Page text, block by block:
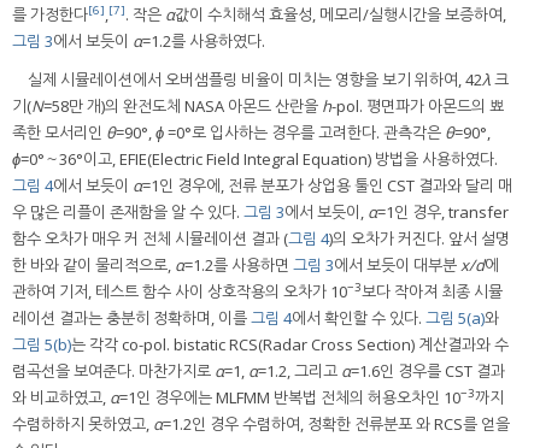
를 가정한다[6],[7]. 작은 α값이 수치해석 효율성, 메모리/실행시간을 보증하여,
그림 3에서 보듯이 α=1.2를 사용하였다.
실제 시뮬레이션에서 오버샘플링 비율이 미치는 영향을 보기 위하여, 42λ크
기(N=58만 개)의 완전도체 NASA 아몬드 산란을 h-pol. 평면파가 아몬드의 뾰
족한 모서리인 θ=90°,ϕ=0°로 입사하는 경우를 고려한다. 관측각은 θ=90°,
ϕ=0°～36°이고, EFIE(Electric Field Integral Equation) 방법을 사용하였다.
그림 4에서 보듯이 α=1인 경우에, 전류 분포가 상업용 툴인 CST 결과와 달리 매
우 많은 리플이 존재함을 알 수 있다. 그림 3에서 보듯이, α=1인 경우, transfer
함수 오차가 매우 커 전체 시뮬레이션 결과 (그림 4)의 오차가 커진다. 앞서 설명
한 바와 같이 물리적으로, α=1.2를 사용하면 그림 3에서 보듯이 대부분x/d에
관하여 기저, 테스트 함수 사이 상호작용의 오차가 10−3보다 작아져 최종 시뮬
레이션 결과는 충분히 정확하며, 이를그림 4에서 확인할 수 있다. 그림 5(a)와
그림 5(b)는 각각 co-pol. bistatic RCS(Radar Cross Section) 계산결과와 수
렴곡선을 보여준다. 마찬가지로 α=1, α=1.2, 그리고 α=1.6인 경우를 CST 결과
와 비교하였고, α=1인 경우에는 MLFMM 반복법 전체의 허용오차인 10−3까지
수렴하하지 못하였고, α=1.2인 경우 수렴하여, 정확한 전류분포 와 RCS를 얻을